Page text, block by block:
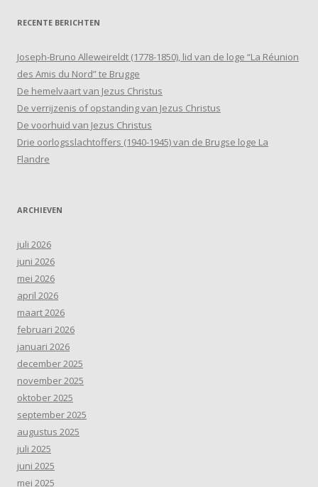
RECENTE BERICHTEN
Joseph-Bruno Alleweireldt (1778-1850), lid van de loge “La Réunion
des Amis du Nord” te Brugge
De hemelvaart van Jezus Christus
De verrijzenis of opstanding van Jezus Christus
De voorhuid van Jezus Christus
Drie oorlogsslachtoffers (1940-1945) van de Brugse loge La
Flandre
ARCHIEVEN
juli 2026
juni 2026
mei 2026
april 2026
maart 2026
februari 2026
januari 2026
december 2025
november 2025
oktober 2025
september 2025
augustus 2025
juli 2025
juni 2025
mei 2025